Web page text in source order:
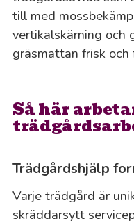
till med
vertikalskärning och
gräsmattan frisk och
Så här
Trädgårdshjälp
Varje trädgård är
skräddarsytt